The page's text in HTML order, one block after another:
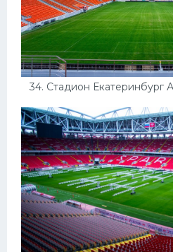
34. Стадион Екатеринбург